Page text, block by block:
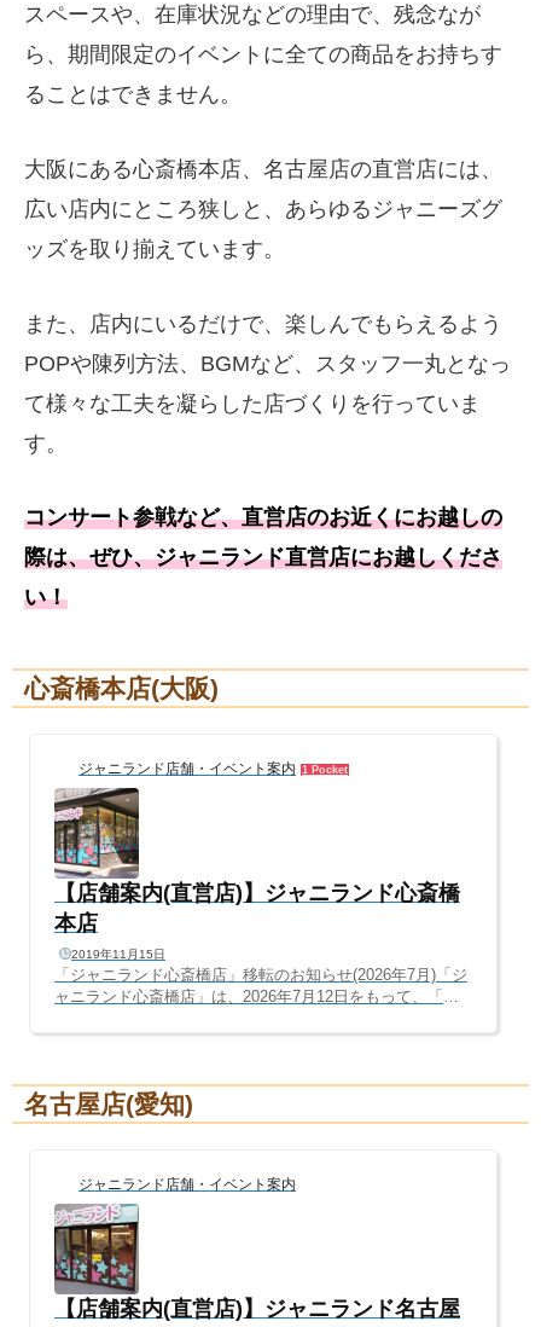
スペースや、在庫状況などの理由で、残念なが
ら、期間限定のイベントに全ての商品をお持ちす
ることはできません。
大阪にある心斎橋本店、名古屋店の直営店には、
広い店内にところ狭しと、あらゆるジャニーズグ
ッズを取り揃えています。
また、店内にいるだけで、楽しんでもらえるよう
POPや陳列方法、BGMなど、スタッフ一丸となっ
て様々な工夫を凝らした店づくりを行っていま
す。
コンサート参戦など、直営店のお近くにお越しの
際は、ぜひ、ジャニランド直営店にお越しくださ
い！
心斎橋本店(大阪)
ジャニランド店舗・イベント案内 1 Pocket
【店舗案内(直営店)】ジャニランド心斎橋
本店
2019年11月15日
「ジャニランド心斎橋店」移転のお知らせ(2026年7月)「ジ
ャニランド心斎橋店」は、2026年7月12日をもって、「梅
りました。2015年、旧ジャニショ跡地に開店して以来、11
と見やすく、もっと掘り出し物が見つかるお店へ進化しま
す！引き続き、「ジャニランド/Plus K 梅田茶屋町店」への
ご来店、ご利用心よりお待ちしております。━━━━━━
━いつもジャニ...
名古屋店(愛知)
ジャニランド店舗・イベント案内
【店舗案内(直営店)】ジャニランド名古屋